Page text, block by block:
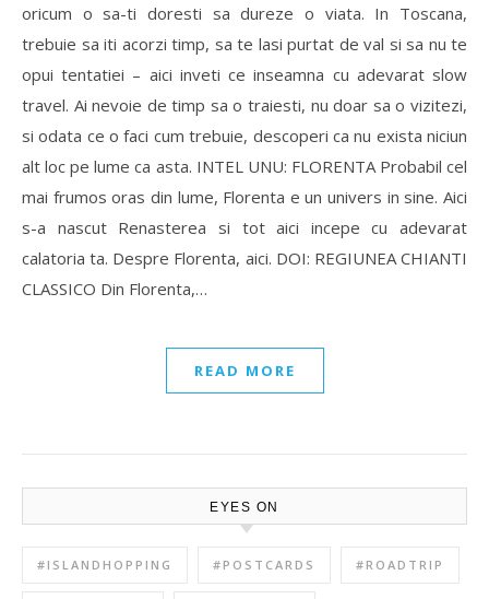
oricum o sa-ti doresti sa dureze o viata. In Toscana,
trebuie sa iti acorzi timp, sa te lasi purtat de val si sa nu te
opui tentatiei – aici inveti ce inseamna cu adevarat slow
travel. Ai nevoie de timp sa o traiesti, nu doar sa o vizitezi,
si odata ce o faci cum trebuie, descoperi ca nu exista niciun
alt loc pe lume ca asta. INTEL UNU: FLORENTA Probabil cel
mai frumos oras din lume, Florenta e un univers in sine. Aici
s-a nascut Renasterea si tot aici incepe cu adevarat
calatoria ta. Despre Florenta, aici. DOI: REGIUNEA CHIANTI
CLASSICO Din Florenta,…
READ MORE
EYES ON
#ISLANDHOPPING #POSTCARDS #ROADTRIP